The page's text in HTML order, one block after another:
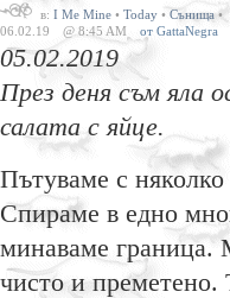
в: I Me Mine• Today• Сънища•
06.02.19
@ 8:45 AM от GattaNegra
05.02.2019
През деня съм яла
салата с яйце.
Пътуваме с
Спираме в едно
минаваме граница.
чисто и преметено.